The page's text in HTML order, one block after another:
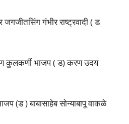
गंभीर राष्ट्रवादी ( ड
कुलकर्णी भाजप ( ड) करण उदय
(ड ) बाबासाहेब सोन्याबापू वाकळे